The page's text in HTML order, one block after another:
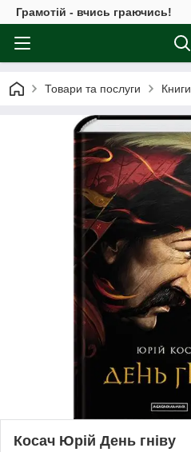
Грамотій - вчись граючись!
Товари та послуги Книги
Косач Юрій День гніву